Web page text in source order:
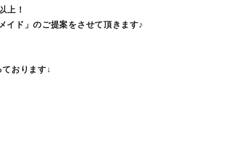
上！
イド」のご提案をさせて頂きます♪
おります↓